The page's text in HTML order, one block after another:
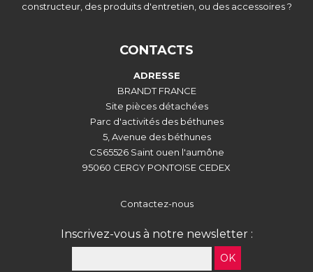
constructeur, des produits d'entretien, ou des accessoires ?
CONTACTS
ADRESSE
BRANDT FRANCE
Site pièces détachées
Parc d'activités des béthunes
5, Avenue des béthunes
CS65526 Saint ouen l'aumône
95060 CERGY PONTOISE CEDEX
Contactez-nous
Inscrivez-vous à notre newsletter :
OK